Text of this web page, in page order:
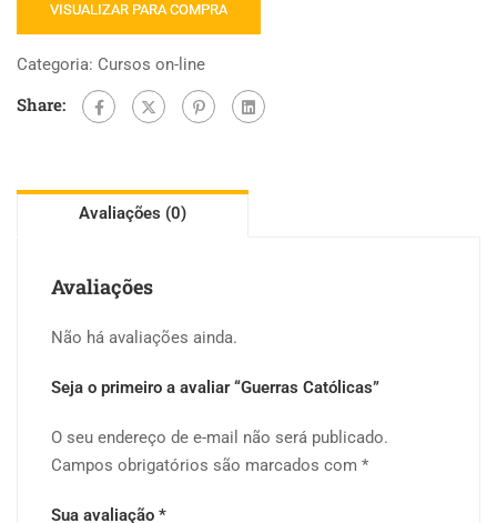
VISUALIZAR PARA COMPRA
Categoria: Cursos on-line
Share:
Avaliações (0)
Avaliações
Não há avaliações ainda.
Seja o primeiro a avaliar “Guerras Católicas”
O seu endereço de e-mail não será publicado.
Campos obrigatórios são marcados com *
Sua avaliação *